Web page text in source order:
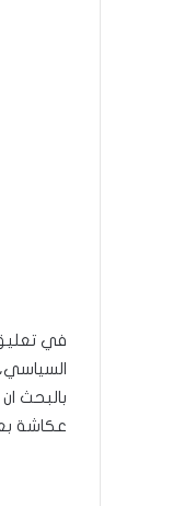
في
بالبحث
عكاشة